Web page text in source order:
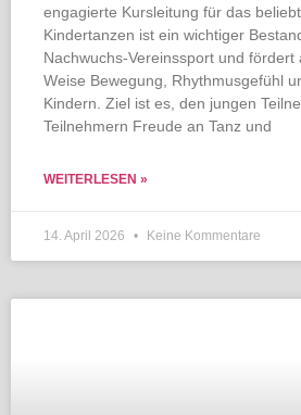
engagierte Kursleitung für das
Kindertanzen ist ein wichtiger
Nachwuchs-Vereinssport und fördert
Weise Bewegung, Rhythmusgefühl
Kindern. Ziel ist es, den jungen
Teilnehmern Freude an Tanz und
WEITERLESEN »
14. April 2026 Keine Kommentare